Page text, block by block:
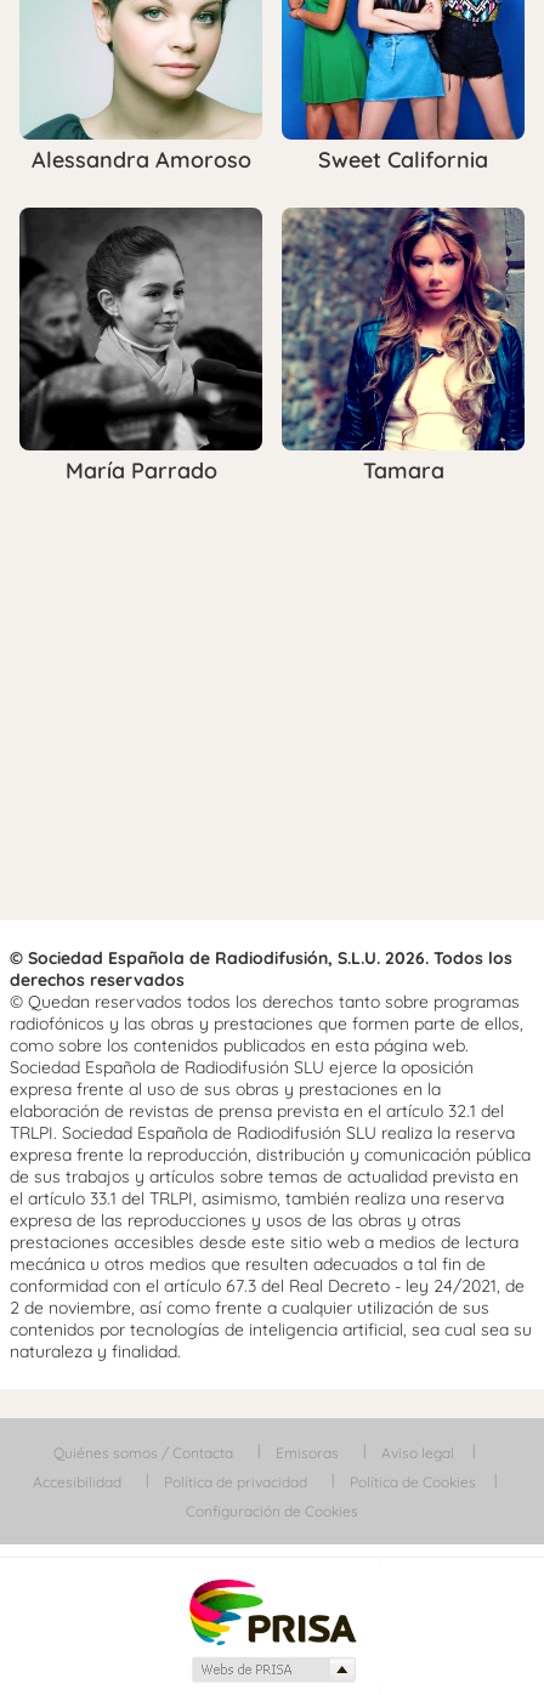
Alessandra Amoroso Sweet California
María Parrado Tamara
© Sociedad Española de Radiodifusión, S.L.U. 2026. Todos los
derechos reservados
© Quedan reservados todos los derechos tanto sobre programas
radiofónicos y las obras y prestaciones que formen parte de ellos,
como sobre los contenidos publicados en esta página web.
Sociedad Española de Radiodifusión SLU ejerce la oposición
expresa frente al uso de sus obras y prestaciones en la
elaboración de revistas de prensa prevista en el artículo 32.1 del
TRLPI. Sociedad Española de Radiodifusión SLU realiza la reserva
expresa frente la reproducción, distribución y comunicación pública
de sus trabajos y artículos sobre temas de actualidad prevista en
el artículo 33.1 del TRLPI, asimismo, también realiza una reserva
expresa de las reproducciones y usos de las obras y otras
prestaciones accesibles desde este sitio web a medios de lectura
mecánica u otros medios que resulten adecuados a tal fin de
conformidad con el artículo 67.3 del Real Decreto - ley 24/2021, de
2 de noviembre, así como frente a cualquier utilización de sus
contenidos por tecnologías de inteligencia artificial, sea cual sea su
naturaleza y finalidad.
Quiénes somos / Contacta Emisoras
Aviso legal
Accesibilidad
Política de privacidad
Política de Cookies
Configuración de Cookies